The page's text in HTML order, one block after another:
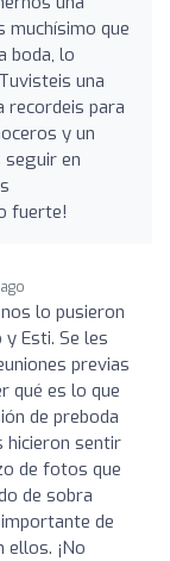
muchísimo que
boda, lo
una
recordeis para
y un
seguir en
fuerte!
lo pusieron
Esti. Se les
previas
qué es lo que
de preboda
hicieron sentir
de fotos que
de sobra
de
ellos. ¡No